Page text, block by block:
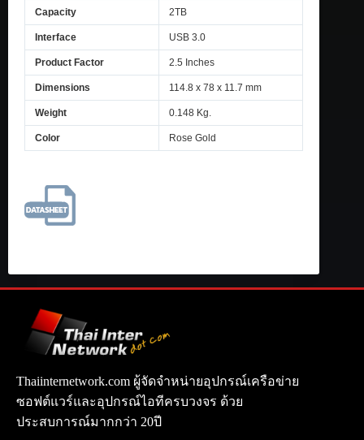
Capacity 2TB
Interface USB 3.0
Product Factor 2.5 Inches
Dimensions 114.8 x 78 x 11.7 mm
Weight 0.148 Kg.
Color Rose Gold
Thaiinternetwork.com ผู้จัดจำหน่ายอุปกรณ์เครือข่าย
ซอฟต์แวร์และอุปกรณ์ไอทีครบวงจร ด้วย
ประสบการณ์มากกว่า 20ปี